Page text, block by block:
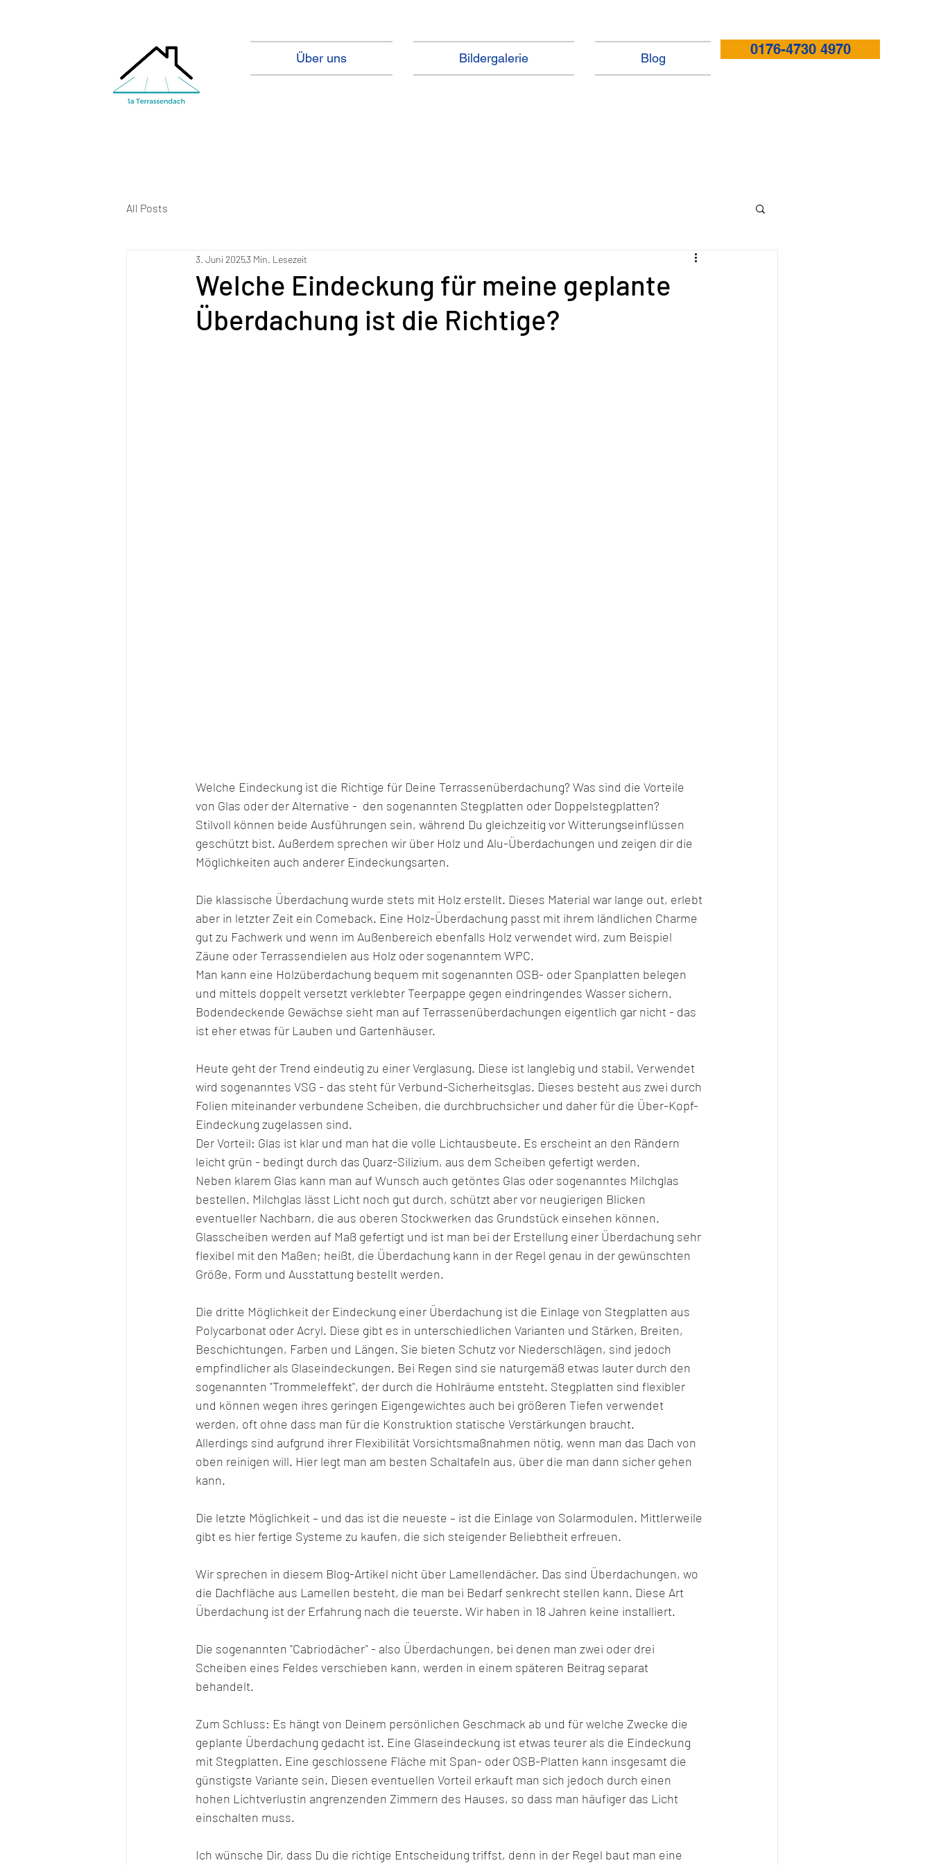
Über uns Bildergalerie Blog
0176-4730 4970
All Posts
Welche Eindeckung für meine geplante
Überdachung ist die Richtige?
3. Juni 20253 Min. Lesezeit
Welche Eindeckung ist die Richtige für Deine Terrassenüberdachung? Was sind die Vorteile
von Glas oder der Alternative -  den sogenannten Stegplatten oder Doppelstegplatten?
Stilvoll können beide Ausführungen sein, während Du gleichzeitig vor Witterungseinflüssen
geschützt bist. Außerdem sprechen wir über Holz und Alu-Überdachungen und zeigen dir die
Möglichkeiten auch anderer Eindeckungsarten.
Die klassische Überdachung wurde stets mit Holz erstellt. Dieses Material war lange out, erlebt
aber in letzter Zeit ein Comeback. Eine Holz-Überdachung passt mit ihrem ländlichen Charme
gut zu Fachwerk und wenn im Außenbereich ebenfalls Holz verwendet wird, zum Beispiel
Zäune oder Terrassendielen aus Holz oder sogenanntem WPC.
Man kann eine Holzüberdachung bequem mit sogenannten OSB- oder Spanplatten belegen
und mittels doppelt versetzt verklebter Teerpappe gegen eindringendes Wasser sichern.
Bodendeckende Gewächse sieht man auf Terrassenüberdachungen eigentlich gar nicht - das
ist eher etwas für Lauben und Gartenhäuser.
Heute geht der Trend eindeutig zu einer Verglasung. Diese ist langlebig und stabil. Verwendet
wird sogenanntes VSG - das steht für Verbund-Sicherheitsglas. Dieses besteht aus zwei durch
Folien miteinander verbundene Scheiben, die durchbruchsicher und daher für die Über-Kopf-
Eindeckung zugelassen sind.
Der Vorteil: Glas ist klar und man hat die volle Lichtausbeute. Es erscheint an den Rändern
leicht grün - bedingt durch das Quarz-Silizium, aus dem Scheiben gefertigt werden.
Neben klarem Glas kann man auf Wunsch auch getöntes Glas oder sogenanntes Milchglas
bestellen. Milchglas lässt Licht noch gut durch, schützt aber vor neugierigen Blicken
eventueller Nachbarn, die aus oberen Stockwerken das Grundstück einsehen können.
Glasscheiben werden auf Maß gefertigt und ist man bei der Erstellung einer Überdachung sehr
flexibel mit den Maßen; heißt, die Überdachung kann in der Regel genau in der gewünschten
Größe, Form und Ausstattung bestellt werden.
Die dritte Möglichkeit der Eindeckung einer Überdachung ist die Einlage von Stegplatten aus
Polycarbonat oder Acryl. Diese gibt es in unterschiedlichen Varianten und Stärken, Breiten,
Beschichtungen, Farben und Längen. Sie bieten Schutz vor Niederschlägen, sind jedoch
empfindlicher als Glaseindeckungen. Bei Regen sind sie naturgemäß etwas lauter durch den
sogenannten "Trommeleffekt", der durch die Hohlräume entsteht. Stegplatten sind flexibler
und können wegen ihres geringen Eigengewichtes auch bei größeren Tiefen verwendet
werden, oft ohne dass man für die Konstruktion statische Verstärkungen braucht.
Allerdings sind aufgrund ihrer Flexibilität Vorsichtsmaßnahmen nötig, wenn man das Dach von
oben reinigen will. Hier legt man am besten Schaltafeln aus, über die man dann sicher gehen
kann.
Die letzte Möglichkeit – und das ist die neueste – ist die Einlage von Solarmodulen. Mittlerweile
gibt es hier fertige Systeme zu kaufen, die sich steigender Beliebtheit erfreuen.
Wir sprechen in diesem Blog-Artikel nicht über Lamellendächer. Das sind Überdachungen, wo
die Dachfläche aus Lamellen besteht, die man bei Bedarf senkrecht stellen kann. Diese Art
Überdachung ist der Erfahrung nach die teuerste. Wir haben in 18 Jahren keine installiert.
Die sogenannten "Cabriodächer" - also Überdachungen, bei denen man zwei oder drei
Scheiben eines Feldes verschieben kann, werden in einem späteren Beitrag separat
behandelt.
Zum Schluss: Es hängt von Deinem persönlichen Geschmack ab und für welche Zwecke die
geplante Überdachung gedacht ist. Eine Glaseindeckung ist etwas teurer als die Eindeckung
mit Stegplatten. Eine geschlossene Fläche mit Span- oder OSB-Platten kann insgesamt die
günstigste Variante sein. Diesen eventuellen Vorteil erkauft man sich jedoch durch einen
hohen Lichtverlustin angrenzenden Zimmern des Hauses, so dass man häufiger das Licht
einschalten muss.
Ich wünsche Dir, dass Du die richtige Entscheidung triffst, denn in der Regel baut man eine